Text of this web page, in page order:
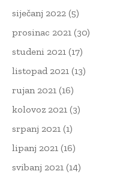
siječanj 2022 (5)
prosinac 2021 (30)
studeni 2021 (17)
listopad 2021 (13)
rujan 2021 (16)
kolovoz 2021 (3)
srpanj 2021 (1)
lipanj 2021 (16)
svibanj 2021 (14)